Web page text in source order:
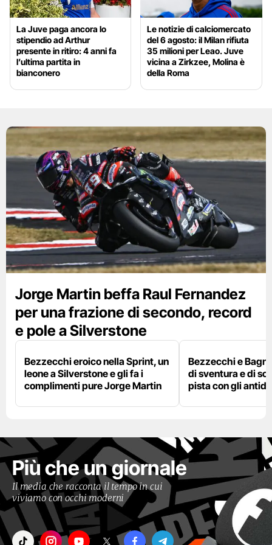
La Juve paga ancora lo
stipendio ad Arthur
presente in ritiro: 4 anni fa
l’ultima partita in
bianconero
Le notizie di calciomercato
del 6 agosto: il Milan rifiuta
35 milioni per Leao. Juve
vicina a Zirkzee, Molina è
della Roma
Jorge Martin beffa Raul Fernandez
per una frazione di secondo, record
e pole a Silverstone
Bezzecchi eroico nella Sprint, un
leone a Silverstone e gli fa i
complimenti pure Jorge Martin
Bezzecchi e
di sventura e di
pista con gli
Più che un giornale
Il media che racconta il tempo in cui
viviamo con occhi moderni